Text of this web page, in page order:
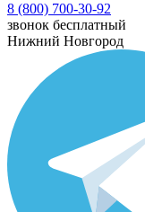
8 (800) 700-30-92
звонок бесплатный
Нижний Новгород